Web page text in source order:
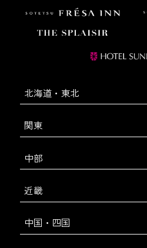
北海道・東北
関東
中部
近畿
中国・四国